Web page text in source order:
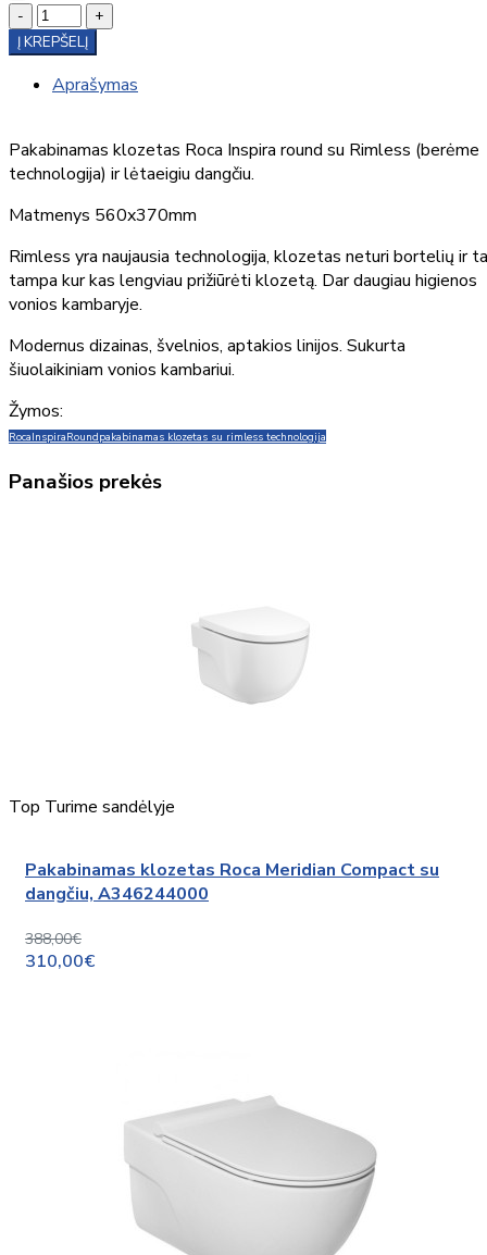
-
+
Į KREPŠELĮ
Aprašymas
Pakabinamas klozetas Roca Inspira round su Rimless (berėme
technologija) ir lėtaeigiu dangčiu.
Matmenys 560x370mm
Rimless yra naujausia technologija, klozetas neturi bortelių ir
tampa kur kas lengviau prižiūrėti klozetą. Dar daugiau higienos
vonios kambaryje.
Modernus dizainas, švelnios, aptakios linijos. Sukurta
šiuolaikiniam vonios kambariui.
Žymos:
RocaInspiraRoundpakabinamas klozetas su rimless technologija
Panašios prekės
Top Turime sandėlyje
Pakabinamas klozetas Roca Meridian Compact su
dangčiu, A346244000
388,00€
310,00€